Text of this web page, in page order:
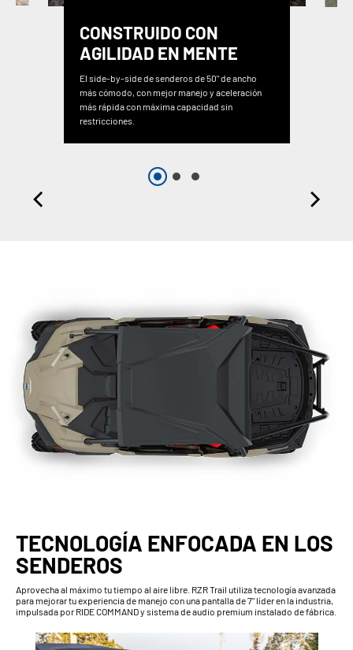
CONSTRUIDO CON
AGILIDAD EN MENTE
El side-by-side de senderos de 50" de ancho
más cómodo, con mejor manejo y aceleración
más rápida con máxima capacidad sin
restricciones.
TECNOLOGÍA ENFOCADA EN LOS
SENDEROS
Aprovecha al máximo tu tiempo al aire libre. RZR Trail utiliza tecnología avanzada
para mejorar tu experiencia de manejo con una pantalla de 7" líder en la industria,
impulsada por RIDE COMMAND y sistema de audio premium instalado de fábrica.